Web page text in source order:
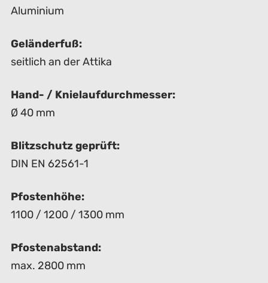
Aluminium
Geländerfuß:
seitlich an der Attika
Hand- / Knielaufdurchmesser:
Ø 40 mm
Blitzschutz geprüft:
DIN EN 62561-1
Pfostenhöhe:
1100 / 1200 / 1300 mm
Pfostenabstand:
max. 2800 mm